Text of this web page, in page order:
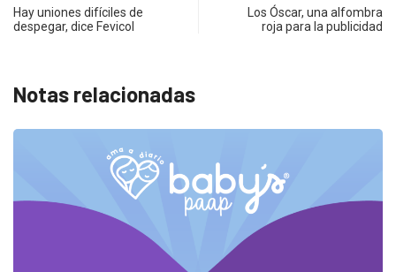
Hay uniones difíciles de
despegar, dice Fevicol
Los Óscar, una alfombra
roja para la publicidad
Notas relacionadas